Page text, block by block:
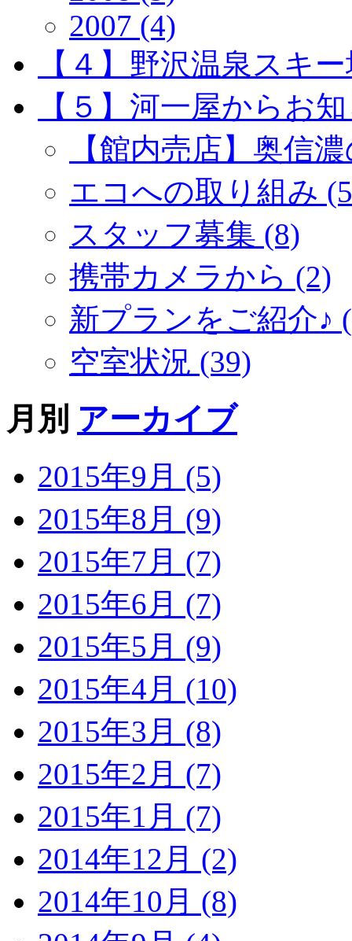
2007 (4)
【４】野沢温泉スキ
【５】河一屋からお
【館内売店】奥信
エコへの取り組み
スタッフ募集 (8)
携帯カメラから (2)
新プランをご紹介♪
空室状況 (39)
月別 アーカイブ
2015年9月 (5)
2015年8月 (9)
2015年7月 (7)
2015年6月 (7)
2015年5月 (9)
2015年4月 (10)
2015年3月 (8)
2015年2月 (7)
2015年1月 (7)
2014年12月 (2)
2014年10月 (8)